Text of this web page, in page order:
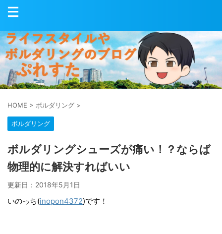
HOME > ボルダリング >
ボルダリング
ボルダリングシューズが痛い！？ならば
物理的に解決すればいい
更新日： 2018年5月1日
いのっち(inopon4372)です！